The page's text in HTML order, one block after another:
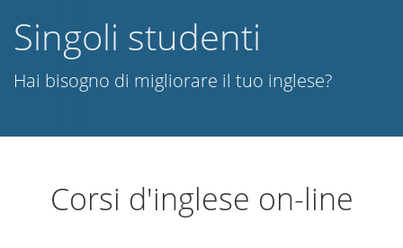
Singoli studenti
Hai bisogno di migliorare il tuo inglese?
Corsi d'inglese on-line